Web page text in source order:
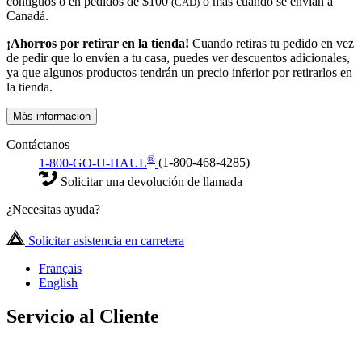
Canadá.
¡Ahorros por retirar en la tienda! Cuando retiras tu pedido en vez
de pedir que lo envíen a tu casa, puedes ver descuentos adicionales,
ya que algunos productos tendrán un precio inferior por retirarlos en
la tienda.
Más información
Contáctanos
1-800-GO-U-HAUL® (1-800-468-4285)
Solicitar una devolución de llamada
¿Necesitas ayuda?
Solicitar asistencia en carretera
Français
English
Servicio al Cliente